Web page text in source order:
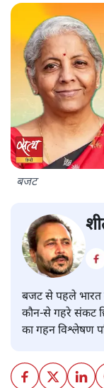
बजट
बजट से पहले भारत
कौन-से गहरे संकट
का गहन विश्लेषण